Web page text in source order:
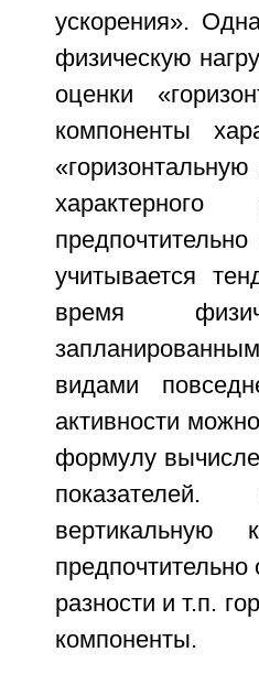
ускорения».
физическую
оценки
компоненты
учитывается
время
видами
активности
формулу
вертикальную
разности и т.п.
компоненты.